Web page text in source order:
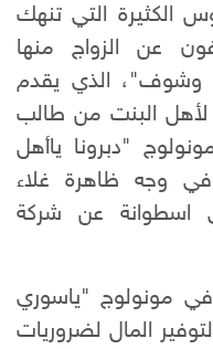
الكثيرة التي تنهك
عن الزواج منها
وشوف"، الذي يقدم
لأهل البنت من طالب
"دبرونا ياأهل
وجه ظاهرة غلاء
اسطوانة عن شركة
في مونولوج "ياسوري
المال لضروريات